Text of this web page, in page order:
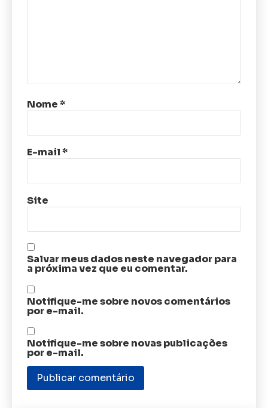
Nome*
E-mail*
Site
Salvar meus dados neste navegador para
a próxima vez que eu comentar.
Notifique-me sobre novos comentários
por e-mail.
Notifique-me sobre novas publicações
por e-mail.